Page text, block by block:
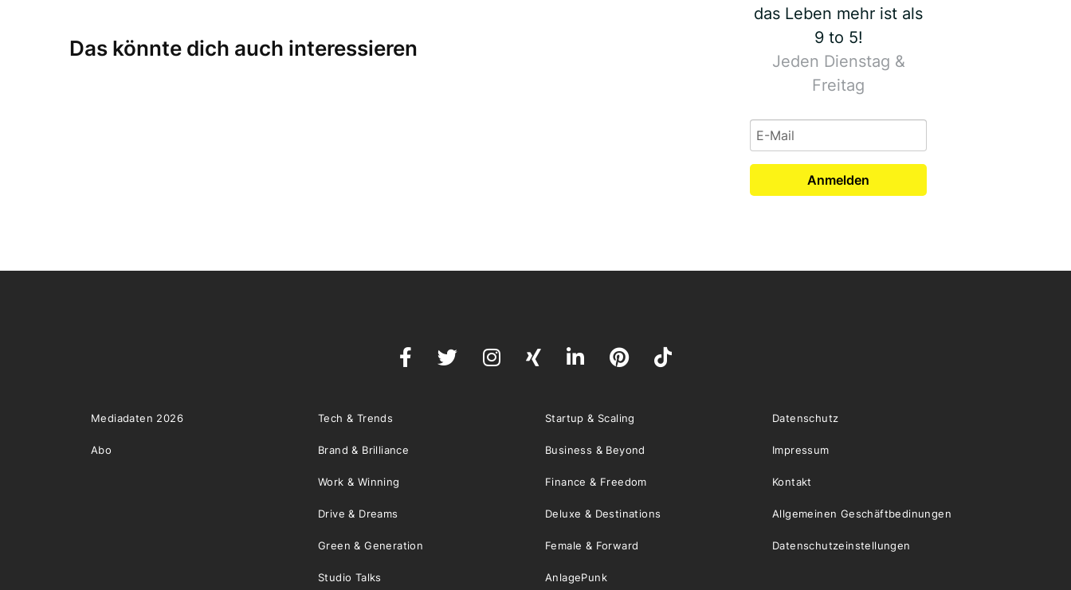
Das könnte dich auch interessieren
das Leben mehr ist als
9 to 5!
Jeden Dienstag &
Freitag
Anmelden
Mediadaten 2026
Abo
Tech & Trends Startup & Scaling
Brand & Brilliance Business & Beyond
Work & Winning Finance & Freedom
Drive & Dreams Deluxe & Destinations
Green & Generation Female & Forward
Studio Talks AnlagePunk
Datenschutz
Impressum
Kontakt
Allgemeinen Geschäftbedinungen
Datenschutzeinstellungen